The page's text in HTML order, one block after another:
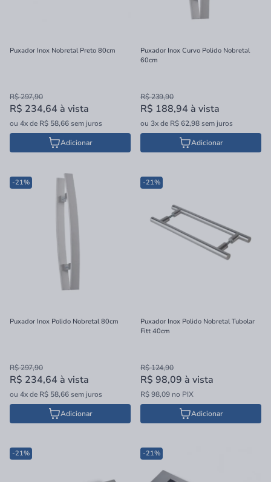
Puxador Inox Nobretal Preto 80cm
R$ 297,90
R$ 234,64 à vista
ou 4xde R$ 58,66sem juros
Adicionar
Puxador Inox Curvo Polido Nobretal
60cm
R$ 239,90
R$ 188,94 à vista
ou 3xde R$ 62,98sem juros
Adicionar
-21%
Puxador Inox Polido Nobretal 80cm
R$ 297,90
R$ 234,64 à vista
ou 4xde R$ 58,66sem juros
Adicionar
-21%
Puxador Inox Polido Nobretal Tubolar
Fitt 40cm
R$ 124,90
R$ 98,09 à vista
R$ 98,09 no PIX
Adicionar
-21% -21%